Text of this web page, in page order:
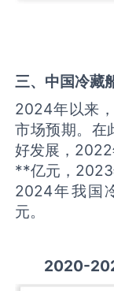
三、中国冷藏
2024年以来
市场预期。在
好发展，2022
**亿元，2023
2024年我国
元。
2020-20